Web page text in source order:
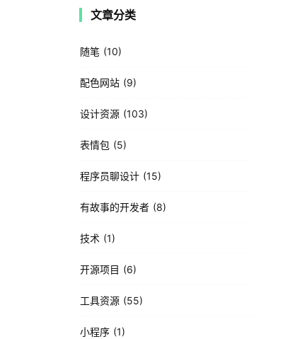
文章分类
随笔 10
配色网站 9
设计资源 103
表情包 5
程序员聊设计 15
有故事的开发者 8
技术 1
开源项目 6
工具资源 55
小程序 1